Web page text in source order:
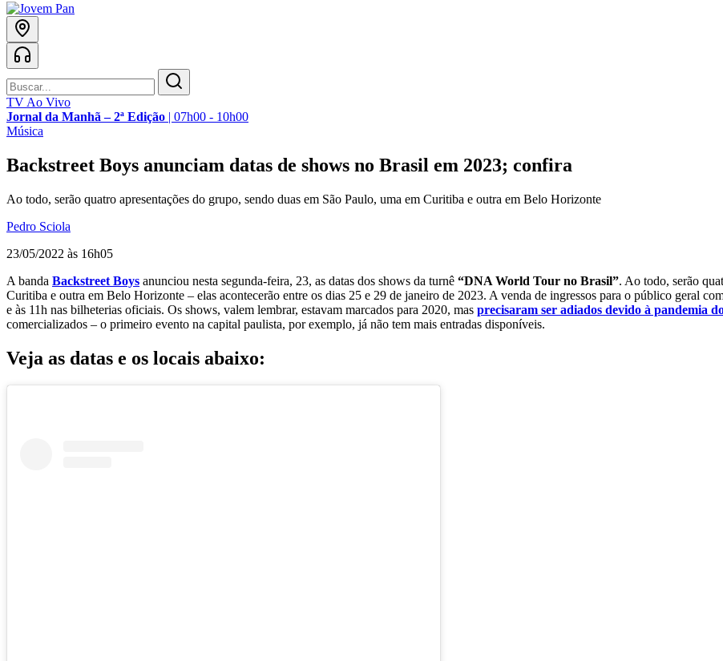
TV Ao Vivo
Jornal da Manhã – 2ª Edição | 07h00 - 10h00
Música
Backstreet Boys anunciam datas de shows no Brasil em 2023; confira
Ao todo, serão quatro apresentações do grupo, sendo duas em São Paulo, uma em Curitiba e outra em Belo Horizonte
Pedro Sciola
23/05/2022 às 16h05
A banda Backstreet Boys anunciou nesta segunda-feira, 23, as datas dos shows da turnê “DNA World Tour no Brasil”. Ao todo, serão
Curitiba e outra em Belo Horizonte – elas acontecerão entre os dias 25 e 29 de janeiro de 2023. A venda de ingressos para o público geral
e às 11h nas bilheterias oficiais. Os shows, valem lembrar, estavam marcados para 2020, mas precisaram ser adiados devido à pandemia
comercializados – o primeiro evento na capital paulista, por exemplo, já não tem mais entradas disponíveis.
Veja as datas e os locais abaixo: